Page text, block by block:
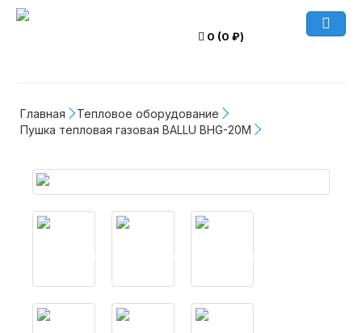
0 (0 ₽)
Главная
Тепловое оборудование
Пушка тепловая газовая BALLU BHG-20M